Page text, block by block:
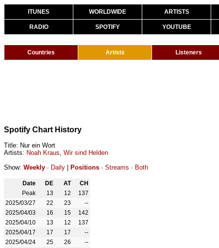
ITUNES WORLDWIDE ARTISTS
RADIO SPOTIFY YOUTUBE
Countries Artists Listeners
Spotify Chart History
Title: Nur ein Wort
Artists: Noah Kraus, Wir sind Helden
Show: Weekly · Daily Positions · Streams · Both
Date DE AT
CH
Peak
13 12
137
2025/03/27
22 23
--
2025/04/03
16 15
142
2025/04/10
13 12
137
2025/04/17
17 17
--
2025/04/24
25 26
--